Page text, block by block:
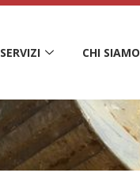
SERVIZI CHI SIAMO